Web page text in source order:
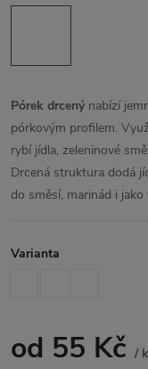
Pórek drcený nabízí
pórkovým profilem.
rybí jídla, zeleninové
Drcená struktura dodá
do směsí, marinád i
Varianta
od 55 Kč /